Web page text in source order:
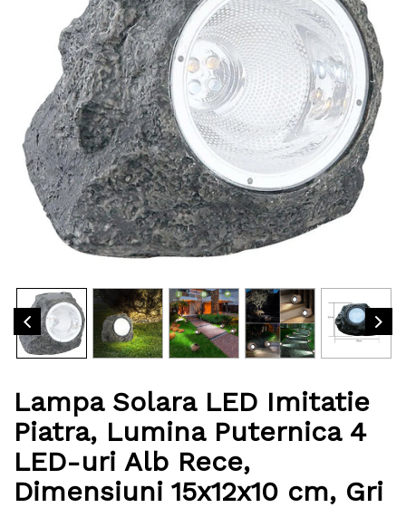
Lampa Solara LED Imitatie
Piatra, Lumina Puternica 4
LED-uri Alb Rece,
Dimensiuni 15x12x10 cm, Gri